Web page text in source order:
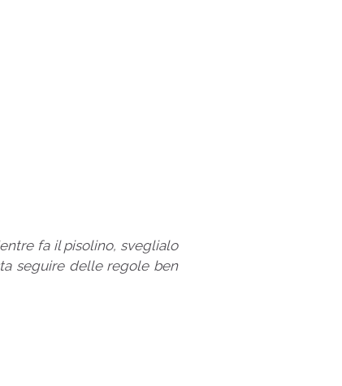
fa il pisolino, sveglialo
seguire delle regole ben